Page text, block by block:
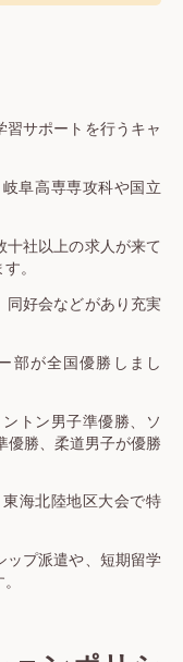
サポートを行うキャ
阜高専専攻科や国立
社以上の求人が来て
。
同好会などがあり充実
部が全国優勝しまし
トン男子準優勝、ソ
優勝、柔道男子が優勝
海北陸地区大会で特
ップ派遣や、短期留学